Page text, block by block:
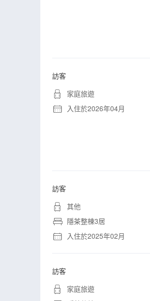
訪客
家庭旅遊
入住於2026年04月
訪客
其他
隱茶整棟3居
入住於2025年02月
訪客
家庭旅遊